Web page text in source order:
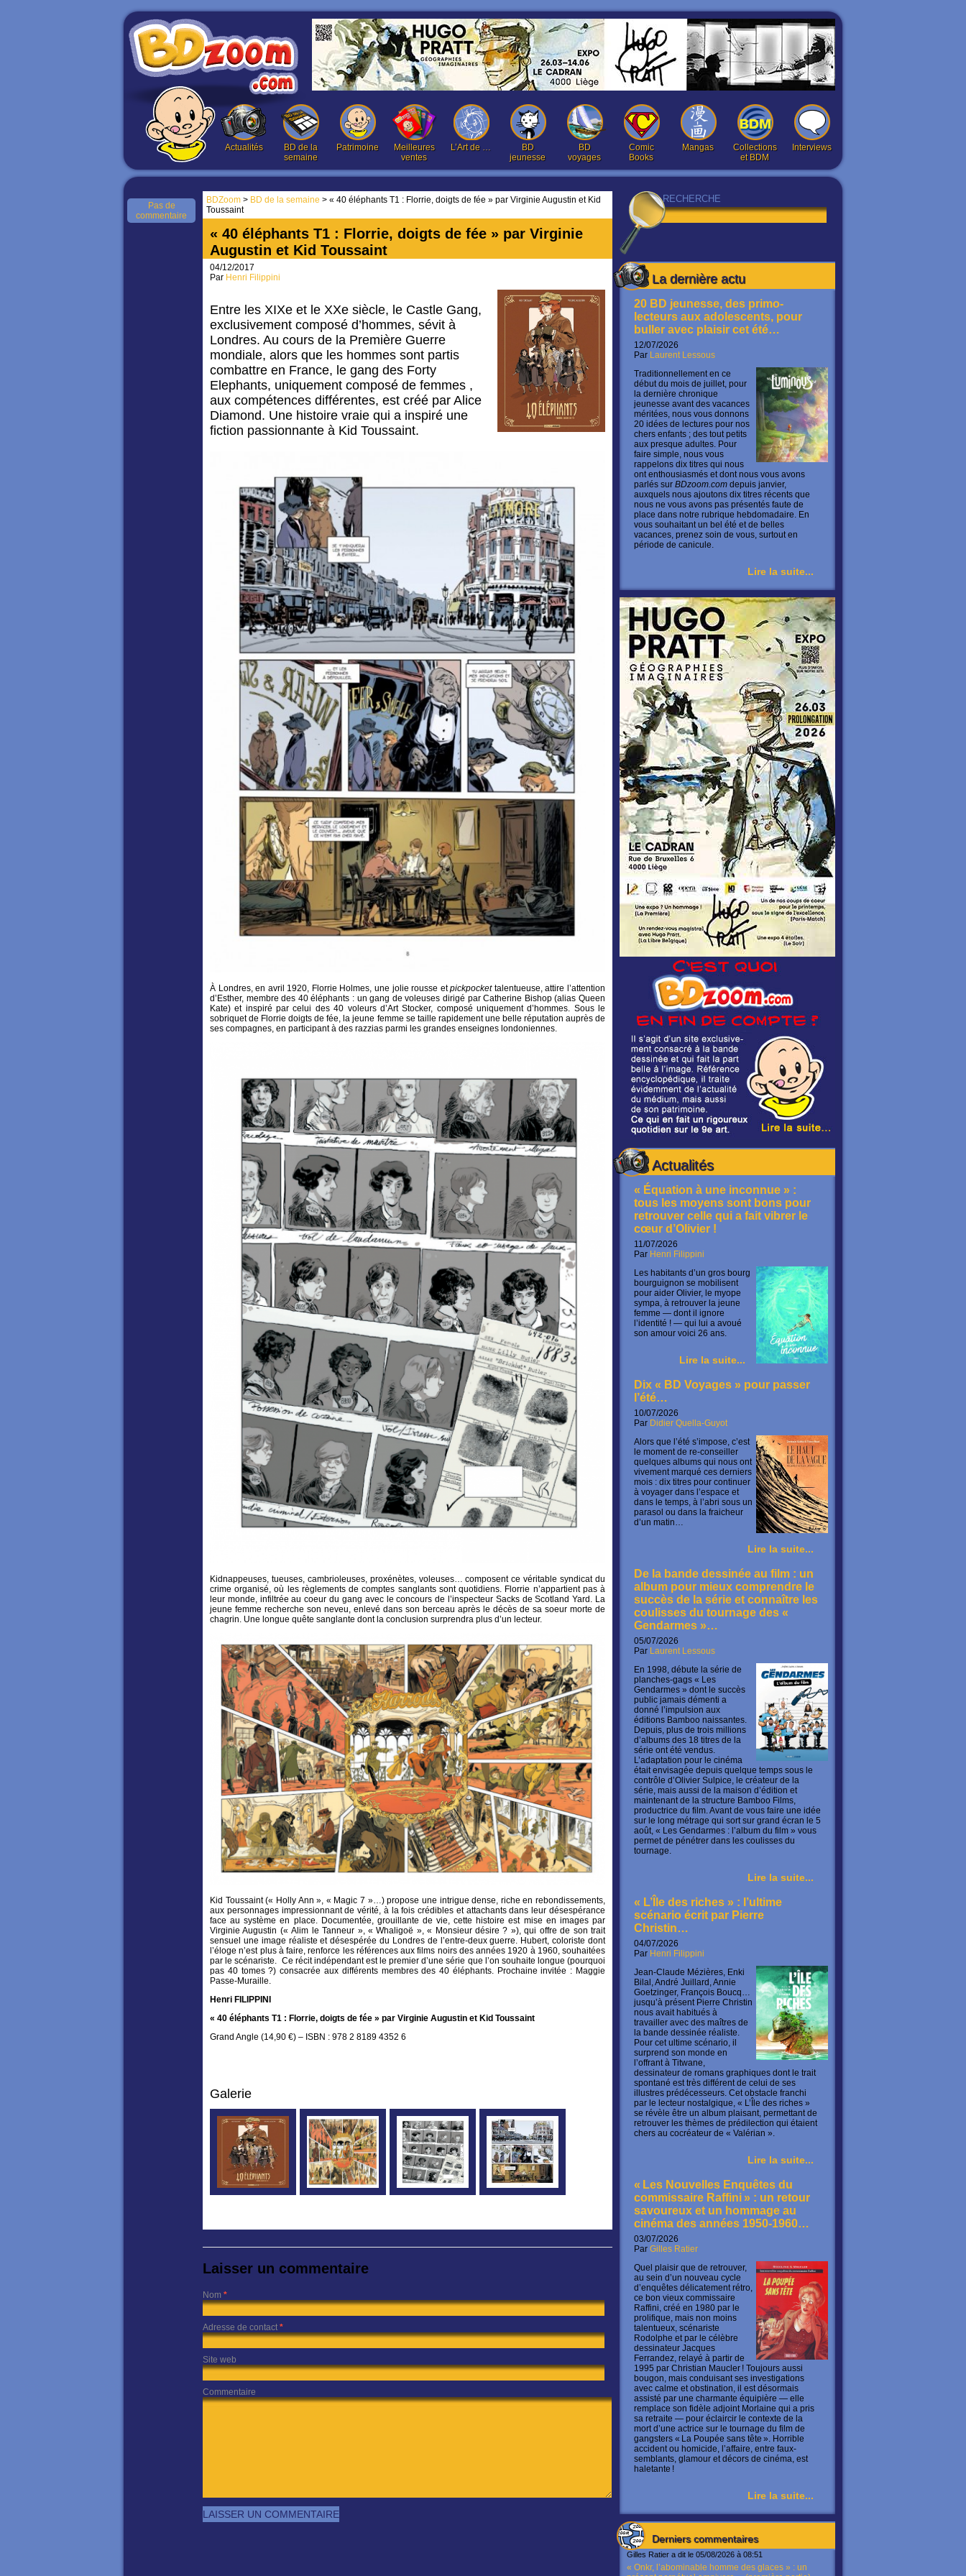
Actualités
BD de la
semaine
Patrimoine
Meilleures
ventes
L’Art de …
BD
jeunesse
BD
voyages
Comic
Books
Mangas
Collections
et BDM
Interviews
La dernière actu
20 BD jeunesse, des primo-
lecteurs aux adolescents, pour
buller avec plaisir cet été…
12/07/2026
Par Laurent Lessous
Traditionnellement en ce
début du mois de juillet, pour
la dernière chronique
jeunesse avant des vacances
méritées, nous vous donnons
20 idées de lectures pour nos
chers enfants ; des tout petits
aux presque adultes. Pour
faire simple, nous vous
rappelons dix titres qui nous
ont enthousiasmés et dont nous vous avons
parlés sur BDzoom.com depuis janvier,
auxquels nous ajoutons dix titres récents que
nous ne vous avons pas présentés faute de
place dans notre rubrique hebdomadaire. En
vous souhaitant un bel été et de belles
vacances, prenez soin de vous, surtout en
période de canicule.
Lire la suite...
Actualités
« Équation à une inconnue » :
tous les moyens sont bons pour
retrouver celle qui a fait vibrer le
cœur d’Olivier !
11/07/2026
Par Henri Filippini
Les habitants d’un gros bourg
bourguignon se mobilisent
pour aider Olivier, le myope
sympa, à retrouver la jeune
femme — dont il ignore
l’identité ! — qui lui a avoué
son amour voici 26 ans.
Lire la suite...
Dix « BD Voyages » pour passer
l’été…
10/07/2026
Par Didier Quella-Guyot
Alors que l’été s’impose, c’est
le moment de re-conseiller
quelques albums qui nous ont
vivement marqué ces derniers
mois : dix titres pour continuer
à voyager dans l’espace et
dans le temps, à l’abri sous un
parasol ou dans la fraicheur
d’un matin…
Lire la suite...
De la bande dessinée au film : un
album pour mieux comprendre le
succès de la série et connaître les
coulisses du tournage des «
Gendarmes »…
05/07/2026
Par Laurent Lessous
En 1998, débute la série de
planches-gags « Les
Gendarmes » dont le succès
public jamais démenti a
donné l’impulsion aux
éditions Bamboo naissantes.
Depuis, plus de trois millions
d’albums des 18 titres de la
série ont été vendus.
L’adaptation pour le cinéma
était envisagée depuis quelque temps sous le
contrôle d’Olivier Sulpice, le créateur de la
série, mais aussi de la maison d’édition et
maintenant de la structure Bamboo Films,
productrice du film. Avant de vous faire une idée
sur le long métrage qui sort sur grand écran le 5
août, « Les Gendarmes : l’album du film » vous
permet de pénétrer dans les coulisses du
tournage.
Lire la suite...
« L’Île des riches » : l’ultime
scénario écrit par Pierre
Christin…
04/07/2026
Par Henri Filippini
Jean-Claude Mézières, Enki
Bilal, André Juillard, Annie
Goetzinger, François Boucq…
jusqu’à présent Pierre Christin
nous avait habitués à
travailler avec des maîtres de
la bande dessinée réaliste.
Pour cet ultime scénario, il
surprend son monde en
l’offrant à Titwane,
dessinateur de romans graphiques dont le trait
spontané est très différent de celui de ses
illustres prédécesseurs. Cet obstacle franchi
par le lecteur nostalgique, « L’Île des riches »
se révèle être un album plaisant, permettant de
retrouver les thèmes de prédilection qui étaient
chers au cocréateur de « Valérian ».
Lire la suite...
« Les Nouvelles Enquêtes du
commissaire Raffini » : un retour
savoureux et un hommage au
cinéma des années 1950-1960…
03/07/2026
Par Gilles Ratier
Quel plaisir que de retrouver,
au sein d’un nouveau cycle
d’enquêtes délicatement rétro,
ce bon vieux commissaire
Raffini, créé en 1980 par le
prolifique, mais non moins
talentueux, scénariste
Rodolphe et par le célèbre
dessinateur Jacques
Ferrandez, relayé à partir de
1995 par Christian Maucler ! Toujours aussi
bougon, mais conduisant ses investigations
avec calme et obstination, il est désormais
assisté par une charmante équipière — elle
remplace son fidèle adjoint Morlaine qui a pris
sa retraite — pour éclaircir le contexte de la
mort d’une actrice sur le tournage du film de
gangsters « La Poupée sans tête ». Horrible
accident ou homicide, l’affaire, entre faux-
semblants, glamour et décors de cinéma, est
haletante !
Lire la suite...
Derniers commentaires
Gilles Ratier a dit le 05/08/2026 à 08:51
« Onkr, l’abominable homme des glaces » : un
BDZoom > BD de la semaine > « 40 éléphants T1 : Florrie, doigts de fée » par Virginie Augustin et Kid
Toussaint
Pas de
commentaire
« 40 éléphants T1 : Florrie, doigts de fée » par Virginie
Augustin et Kid Toussaint
04/12/2017
Par Henri Filippini
Entre les XIXe et le XXe siècle, le Castle Gang,
exclusivement composé d’hommes, sévit à
Londres. Au cours de la Première Guerre
mondiale, alors que les hommes sont partis
combattre en France, le gang des Forty
Elephants, uniquement composé de femmes ,
aux compétences différentes, est créé par Alice
Diamond. Une histoire vraie qui a inspiré une
fiction passionnante à Kid Toussaint.
À Londres, en avril 1920, Florrie Holmes, une jolie rousse etpickpockettalentueuse, attire l’attention
d’Esther, membre des 40 éléphants : un gang de voleuses dirigé par Catherine Bishop (alias Queen
Kate) et inspiré par celui des 40 voleurs d’Art Stocker, composé uniquement d’hommes. Sous le
sobriquet de Florrie doigts de fée, la jeune femme se taille rapidement une belle réputation auprès de
ses compagnes, en participant à des razzias parmi les grandes enseignes londoniennes.
Kidnappeuses, tueuses, cambrioleuses, proxénètes, voleuses… composent ce véritable syndicat du
crime organisé, où les règlements de comptes sanglants sont quotidiens. Florrie n’appartient pas à
leur monde, infiltrée au coeur du gang avec le concours de l’inspecteur Sacks de Scotland Yard. La
jeune femme recherche son neveu, enlevé dans son berceau après le décès de sa soeur morte de
chagrin. Une longue quête sanglante dont la conclusion surprendra plus d’un lecteur.
Kid Toussaint (« Holly Ann », « Magic 7 »…) propose une intrigue dense, riche en rebondissements,
aux personnages impressionnant de vérité, à la fois crédibles et attachants dans leur désespérance
face au système en place. Documentée, grouillante de vie, cette histoire est mise en images par
Virginie Augustin (« Alim le Tanneur », « Whaligoë », « Monsieur désire ? »), qui offre de son trait
sensuel une image réaliste et désespérée du Londres de l’entre-deux guerre. Hubert, coloriste dont
l’éloge n’est plus à faire, renforce les références aux films noirs des années 1920 à 1960, souhaitées
par le scénariste. Ce récit indépendant est le premier d’une série que l’on souhaite longue (pourquoi
pas 40 tomes ?) consacrée aux différents membres des 40 éléphants. Prochaine invitée : Maggie
Passe-Muraille.
Henri FILIPPINI
« 40 éléphants T1 : Florrie, doigts de fée » par Virginie Augustin et Kid Toussaint
Grand Angle (14,90 €) – ISBN : 978 2 8189 4352 6
Galerie
Laisser un commentaire
Nom *
Adresse de contact *
Site web
Commentaire